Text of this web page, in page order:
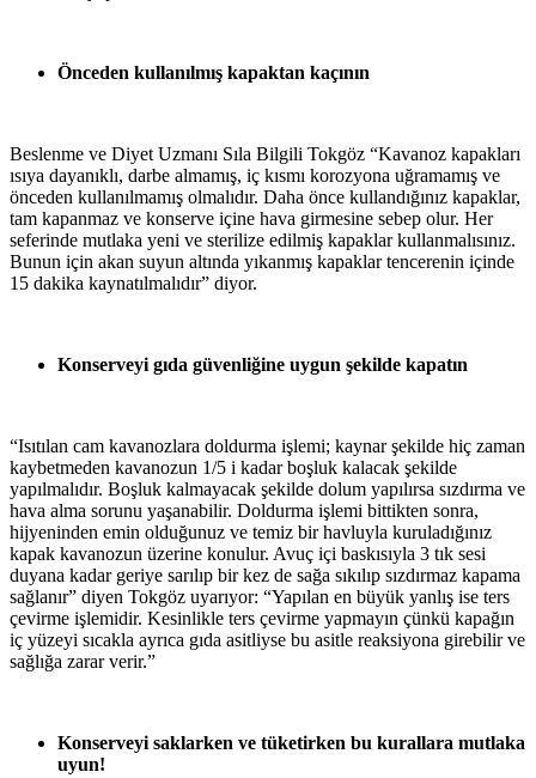
Önceden kullanılmış kapaktan kaçının
Beslenme ve Diyet Uzmanı Sıla Bilgili Tokgöz “Kavanoz kapakları
ısıya dayanıklı, darbe almamış, iç kısmı korozyona uğramamış ve
önceden kullanılmamış olmalıdır. Daha önce kullandığınız kapaklar,
tam kapanmaz ve konserve içine hava girmesine sebep olur. Her
seferinde mutlaka yeni ve sterilize edilmiş kapaklar kullanmalısınız.
Bunun için akan suyun altında yıkanmış kapaklar tencerenin içinde
15 dakika kaynatılmalıdır” diyor.
Konserveyi gıda güvenliğine uygun şekilde kapatın
“Isıtılan cam kavanozlara doldurma işlemi; kaynar şekilde hiç zaman
kaybetmeden kavanozun 1/5 i kadar boşluk kalacak şekilde
yapılmalıdır. Boşluk kalmayacak şekilde dolum yapılırsa sızdırma ve
hava alma sorunu yaşanabilir. Doldurma işlemi bittikten sonra,
hijyeninden emin olduğunuz ve temiz bir havluyla kuruladığınız
kapak kavanozun üzerine konulur. Avuç içi baskısıyla 3 tık sesi
duyana kadar geriye sarılıp bir kez de sağa sıkılıp sızdırmaz kapama
sağlanır” diyen Tokgöz uyarıyor: “Yapılan en büyük yanlış ise ters
çevirme işlemidir. Kesinlikle ters çevirme yapmayın çünkü kapağın
iç yüzeyi sıcakla ayrıca gıda asitliyse bu asitle reaksiyona girebilir ve
sağlığa zarar verir.”
Konserveyi saklarken ve tüketirken bu kurallara mutlaka
uyun!